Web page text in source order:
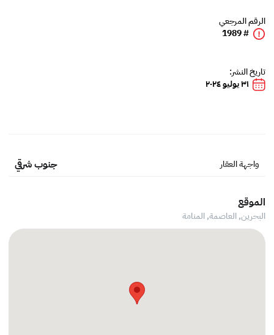
الرقم المرجعي
# 1989
تاريخ النشر:
٣١ يوليو ٢٠٢٤
واجهة العقار جنوب شرقي
الموقع
البحرين, العاصمة,المنامة